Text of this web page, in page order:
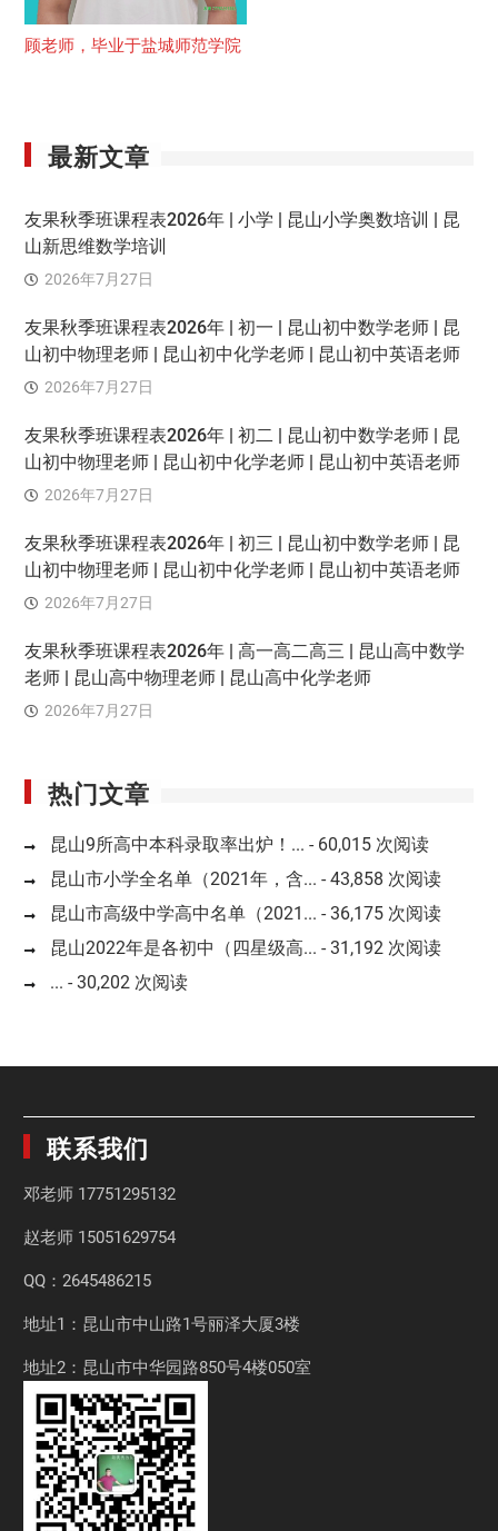
顾老师，毕业于盐城师范学院
最新文章
友果秋季班课程表2026年 | 小学 | 昆山小学奥数培训 | 昆
山新思维数学培训
2026年7月27日
友果秋季班课程表2026年 | 初一 | 昆山初中数学老师 | 昆
山初中物理老师 | 昆山初中化学老师 | 昆山初中英语老师
2026年7月27日
友果秋季班课程表2026年 | 初二 | 昆山初中数学老师 | 昆
山初中物理老师 | 昆山初中化学老师 | 昆山初中英语老师
2026年7月27日
友果秋季班课程表2026年 | 初三 | 昆山初中数学老师 | 昆
山初中物理老师 | 昆山初中化学老师 | 昆山初中英语老师
2026年7月27日
友果秋季班课程表2026年 | 高一高二高三 | 昆山高中数学
老师 | 昆山高中物理老师 | 昆山高中化学老师
2026年7月27日
热门文章
昆山9所高中本科录取率出炉！... - 60,015 次阅读
昆山市小学全名单（2021年，含... - 43,858 次阅读
昆山市高级中学高中名单（2021... - 36,175 次阅读
昆山2022年是各初中（四星级高... - 31,192 次阅读
... - 30,202 次阅读
联系我们
邓老师 17751295132
赵老师 15051629754
QQ：2645486215
地址1：昆山市中山路1号丽泽大厦3楼
地址2：昆山市中华园路850号4楼050室